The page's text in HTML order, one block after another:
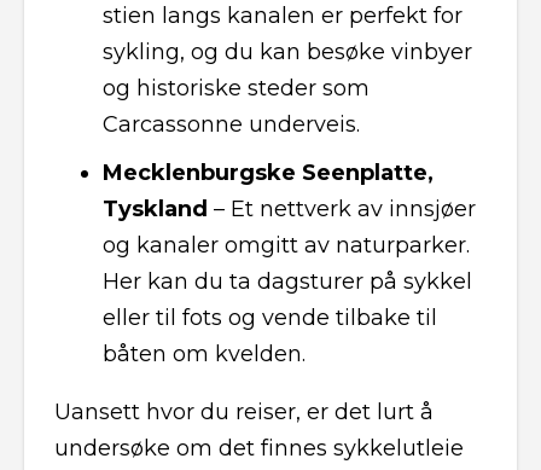
stien langs kanalen er perfekt for
sykling, og du kan besøke vinbyer
og historiske steder som
Carcassonne underveis.
Mecklenburgske Seenplatte,
Tyskland – Et nettverk av innsjøer
og kanaler omgitt av naturparker.
Her kan du ta dagsturer på sykkel
eller til fots og vende tilbake til
båten om kvelden.
Uansett hvor du reiser, er det lurt å
undersøke om det finnes sykkelutleie